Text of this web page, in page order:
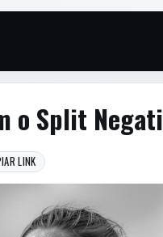
o Split
LINK